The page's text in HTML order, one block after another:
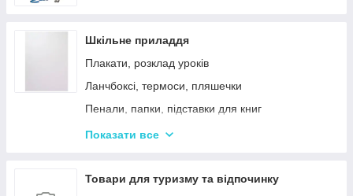
Шкільне приладдя
Плакати, розклад уроків
Ланчбоксі, термоси, пляшечки
Пенали, папки, підставки для книг
Фарбі, пензлики, альбоми
Зошити, блокноти, щоденники, обкладинки
Показати все
Товари для туризму та відпочинку